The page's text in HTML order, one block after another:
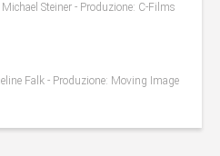
Steiner - Produzione: C-Films
Falk - Produzione: Moving Image